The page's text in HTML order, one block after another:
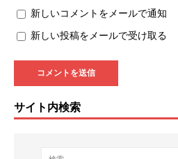
新しいコメントをメールで通知
新しい投稿をメールで受け取る
サイト内検索